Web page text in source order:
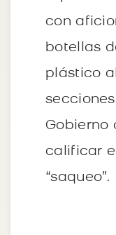
con
botellas
plástico
Gobierno
calificar
“saqueo”.